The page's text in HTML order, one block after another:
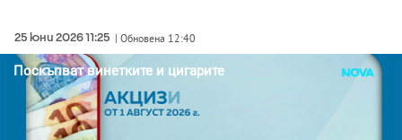
25 юни 2026 11:25 | Обновена 12:40